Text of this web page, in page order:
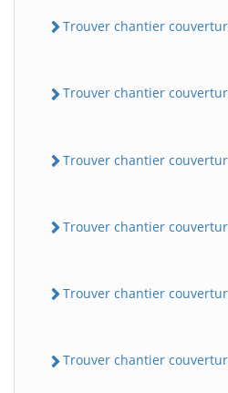
Trouver chantier
Trouver chantier
Trouver chantier
Trouver chantier
Trouver chantier
Trouver chantier